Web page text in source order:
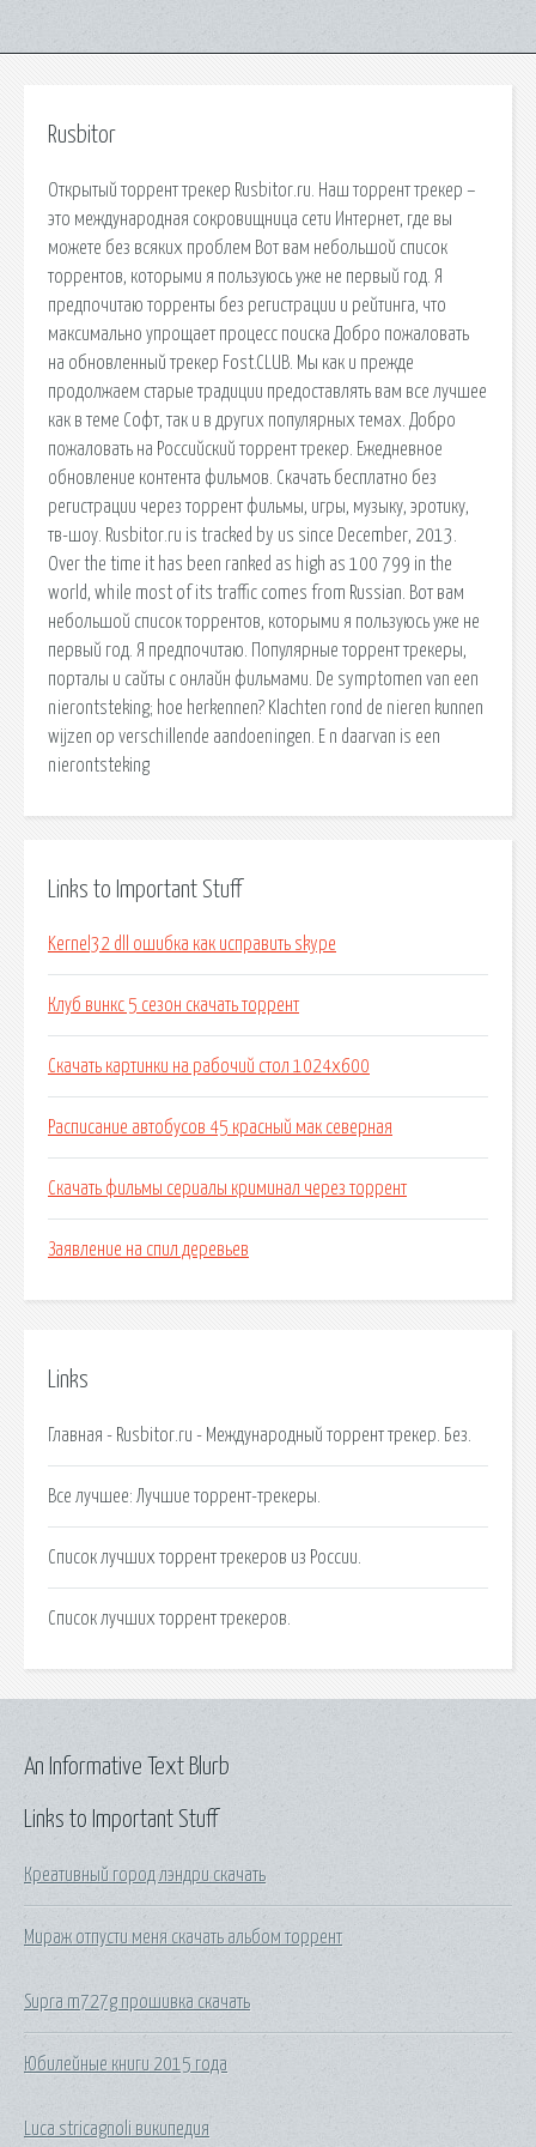
Rusbitor
Открытый торрент трекер Rusbitor.ru. Наш торрент трекер –
это международная сокровищница сети Интернет, где вы
можете без всяких проблем Вот вам небольшой список
торрентов, которыми я пользуюсь уже не первый год. Я
предпочитаю торренты без регистрации и рейтинга, что
максимально упрощает процесс поиска Добро пожаловать
на обновленный трекер Fost.CLUB. Мы как и прежде
продолжаем старые традиции предоставлять вам все лучшее
как в теме Софт, так и в других популярных темах. Добро
пожаловать на Российский торрент трекер. Ежедневное
обновление контента фильмов. Скачать бесплатно без
регистрации через торрент фильмы, игры, музыку, эротику,
тв-шоу. Rusbitor.ru is tracked by us since December, 2013.
Over the time it has been ranked as high as 100 799 in the
world, while most of its traffic comes from Russian. Вот вам
небольшой список торрентов, которыми я пользуюсь уже не
первый год. Я предпочитаю. Популярные торрент трекеры,
порталы и сайты с онлайн фильмами. De symptomen van een
nierontsteking; hoe herkennen? Klachten rond de nieren kunnen
wijzen op verschillende aandoeningen. E n daarvan is een
nierontsteking
Links to Important Stuff
Kernel32 dll ошибка как исправить skype
Клуб винкс 5 сезон скачать торрент
Скачать картинки на рабочий стол 1024х600
Расписание автобусов 45 красный мак северная
Скачать фильмы сериалы криминал через торрент
Заявление на спил деревьев
Links
Главная - Rusbitor.ru - Международный торрент трекер. Без.
Все лучшее: Лучшие торрент-трекеры.
Список лучших торрент трекеров из России.
Список лучших торрент трекеров.
Links to Important Stuff
Креативный город лэндри скачать
Мираж отпусти меня скачать альбом торрент
Supra m727g прошивка скачать
Юбилейные книги 2015 года
Luca stricagnoli википедия
An Informative Text Blurb